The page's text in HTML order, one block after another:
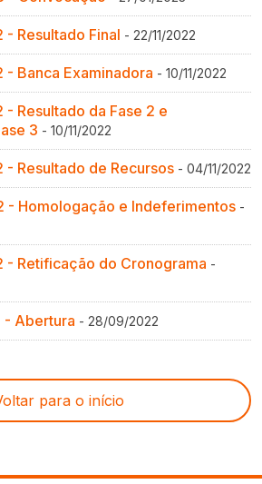
- Resultado Final - 22/11/2022
- Banca Examinadora - 10/11/2022
- Resultado da Fase 2 e
3 - 10/11/2022
- Resultado de Recursos - 04/11/2022
- Homologação e Indeferimentos -
- Retificação do Cronograma -
- Abertura - 28/09/2022
para o início